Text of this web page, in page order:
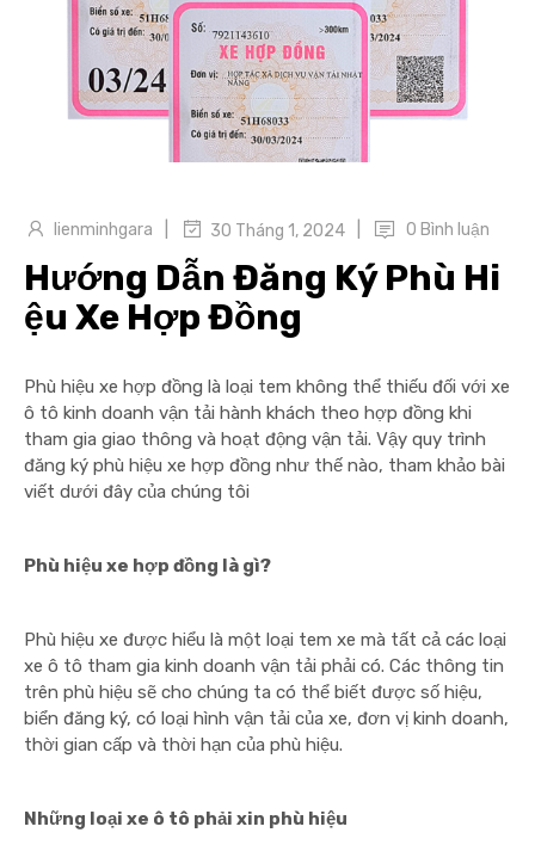
lienminhgara 30 Tháng 1, 2024 0 Bình luận
Hướng Dẫn Đăng Ký Phù Hi
ệu Xe Hợp Đồng
Phù hiệu xe hợp đồng là loại tem không thể thiếu đối với xe
ô tô kinh doanh vận tải hành khách theo hợp đồng khi
tham gia giao thông và hoạt động vận tải. Vậy quy trình
đăng ký phù hiệu xe hợp đồng như thế nào, tham khảo bài
viết dưới đây của chúng tôi
Phù hiệu xe hợp đồng là gì?
Phù hiệu xe được hiểu là một loại tem xe mà tất cả các loại
xe ô tô tham gia kinh doanh vận tải phải có. Các thông tin
trên phù hiệu sẽ cho chúng ta có thể biết được số hiệu,
biển đăng ký, có loại hình vận tải của xe, đơn vị kinh doanh,
thời gian cấp và thời hạn của phù hiệu.
Những loại xe ô tô phải xin phù hiệu